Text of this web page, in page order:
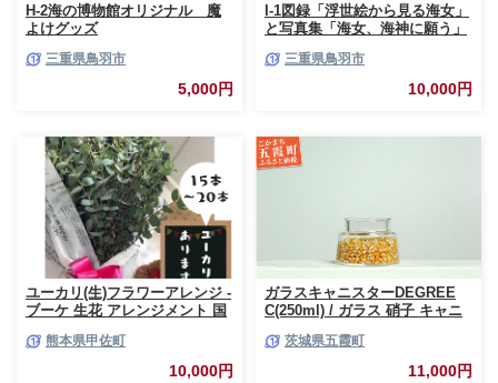
H-2海の博物館オリジナル 魔
よけグッズ
三重県鳥羽市
5,000円
I-1図録「浮世絵から見る海女」
と写真集「海女、海神に願う」
三重県鳥羽市
10,000円
ユーカリ(生)フラワーアレンジ -
ブーケ 生花 アレンジメント 国
ンテリア 虫よけ作用 人気 おす
熊本県甲佐町
10,000円
ガラスキャニスターDEGREE
C(250ml) / ガラス 硝子 キャニ
耐熱 一生もの 職人 こだわり
JIDA デザインミュージアムセ
茨城県五霞町
11,000円